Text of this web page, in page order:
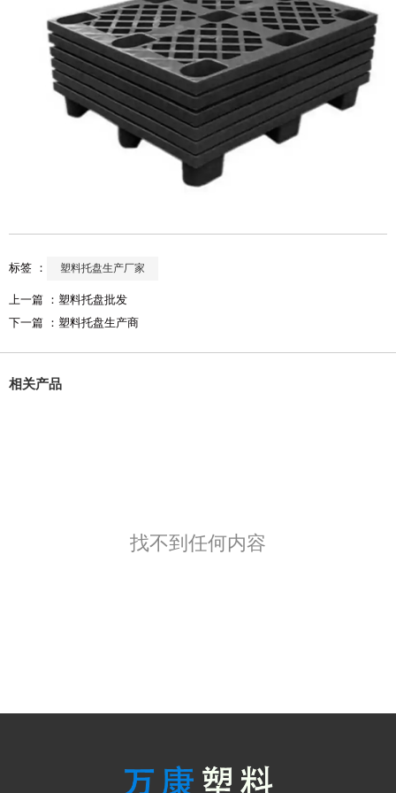
标签 ： 塑料托盘生产厂家
上一篇 ： 塑料托盘批发
下一篇 ： 塑料托盘生产商
相关产品
找不到任何内容